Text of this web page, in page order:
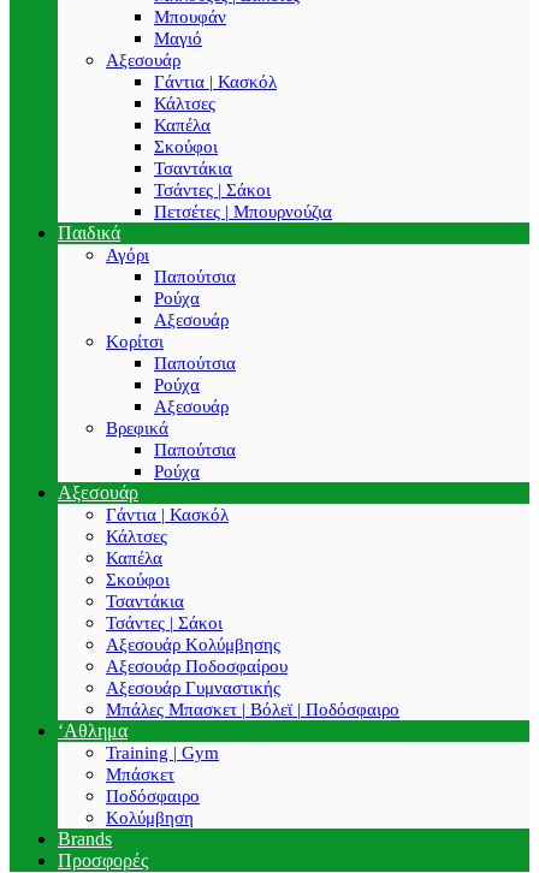
Μπουφάν
Μαγιό
Αξεσουάρ
Γάντια | Κασκόλ
Κάλτσες
Καπέλα
Σκούφοι
Τσαντάκια
Τσάντες | Σάκοι
Πετσέτες | Μπουρνούζια
Παιδικά
Αγόρι
Παπούτσια
Ρούχα
Αξεσουάρ
Κορίτσι
Παπούτσια
Ρούχα
Αξεσουάρ
Βρεφικά
Παπούτσια
Ρούχα
Αξεσουάρ
Γάντια | Κασκόλ
Κάλτσες
Καπέλα
Σκούφοι
Τσαντάκια
Τσάντες | Σάκοι
Αξεσουάρ Κολύμβησης
Αξεσουάρ Ποδοσφαίρου
Αξεσουάρ Γυμναστικής
Μπάλες Μπασκετ | Βόλεϊ | Ποδόσφαιρο
‘Αθλημα
Training | Gym
Μπάσκετ
Ποδόσφαιρο
Κολύμβηση
Brands
Προσφορές